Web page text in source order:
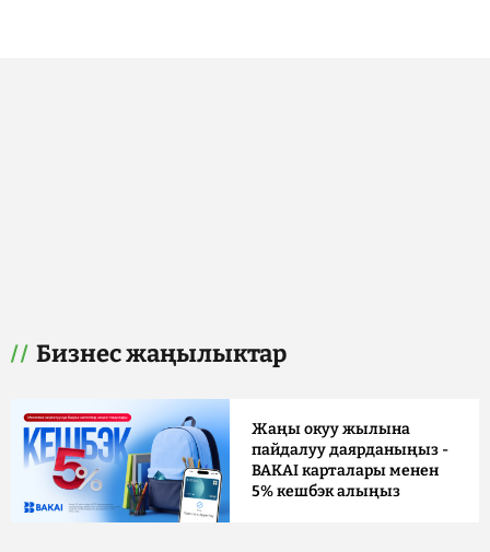
Бизнес жаңылыктар
Жаңы окуу жылына
пайдалуу даярданыңыз -
BAKAI карталары менен
5% кешбэк алыңыз